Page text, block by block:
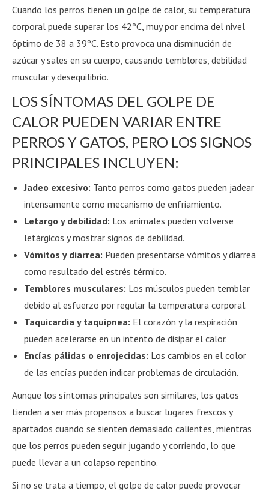
Cuando los perros tienen un golpe de calor, su temperatura
corporal puede superar los 42ºC, muy por encima del nivel
óptimo de 38 a 39ºC. Esto provoca una disminución de
azúcar y sales en su cuerpo, causando temblores, debilidad
muscular y desequilibrio.
LOS SÍNTOMAS DEL GOLPE DE
CALOR PUEDEN VARIAR ENTRE
PERROS Y GATOS, PERO LOS SIGNOS
PRINCIPALES INCLUYEN:
Jadeo excesivo: Tanto perros como gatos pueden jadear
intensamente como mecanismo de enfriamiento.
Letargo y debilidad: Los animales pueden volverse
letárgicos y mostrar signos de debilidad.
Vómitos y diarrea: Pueden presentarse vómitos y diarrea
como resultado del estrés térmico.
Temblores musculares: Los músculos pueden temblar
debido al esfuerzo por regular la temperatura corporal.
Taquicardia y taquipnea: El corazón y la respiración
pueden acelerarse en un intento de disipar el calor.
Encías pálidas o enrojecidas: Los cambios en el color
de las encías pueden indicar problemas de circulación.
Aunque los síntomas principales son similares, los gatos
tienden a ser más propensos a buscar lugares frescos y
apartados cuando se sienten demasiado calientes, mientras
que los perros pueden seguir jugando y corriendo, lo que
puede llevar a un colapso repentino.
Si no se trata a tiempo, el golpe de calor puede provocar